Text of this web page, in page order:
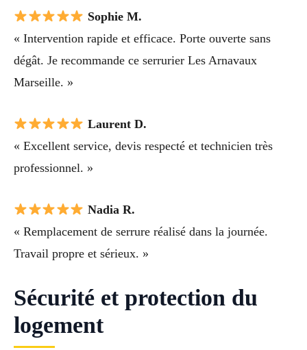
Sophie M.
« Intervention rapide et efficace. Porte ouverte sans
dégât. Je recommande ce serrurier Les Arnavaux
Marseille. »
Laurent D.
« Excellent service, devis respecté et technicien très
professionnel. »
Nadia R.
« Remplacement de serrure réalisé dans la journée.
Travail propre et sérieux. »
Sécurité et protection du
logement